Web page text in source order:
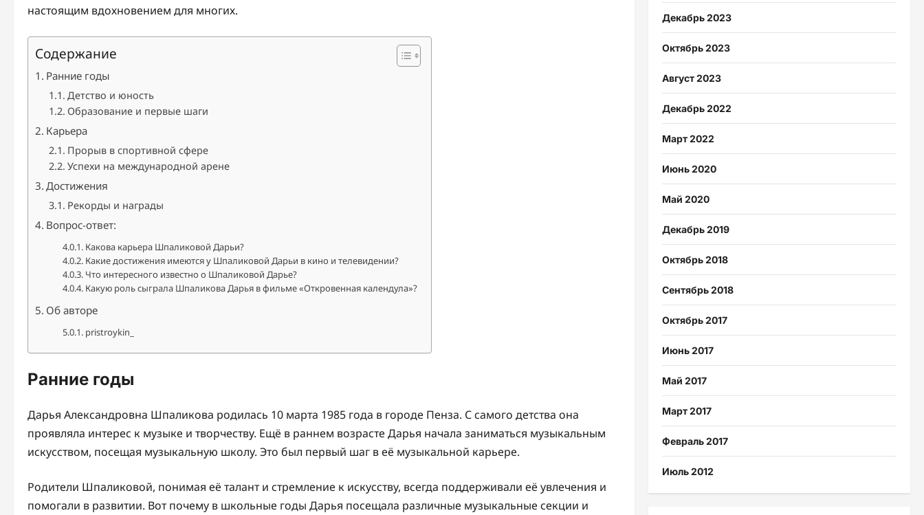
настоящим вдохновением для многих.
Содержание
Ранние годы
Детство и юность
Образование и первые шаги
Карьера
Прорыв в спортивной сфере
Успехи на международной арене
Достижения
Рекорды и награды
Вопрос-ответ:
Какова карьера Шпаликовой Дарьи?
Какие достижения имеются у Шпаликовой Дарьи в кино и телевидении?
Что интересного известно о Шпаликовой Дарье?
Какую роль сыграла Шпаликова Дарья в фильме «Откровенная календула»?
Об авторе
pristroykin_
Ранние годы
Дарья Александровна Шпаликова родилась 10 марта 1985 года в городе Пенза. С самого детства она
проявляла интерес к музыке и творчеству. Ещё в раннем возрасте Дарья начала заниматься музыкальным
искусством, посещая музыкальную школу. Это был первый шаг в её музыкальной карьере.
Родители Шпаликовой, понимая её талант и стремление к искусству, всегда поддерживали её увлечения и
помогали в развитии. Вот почему в школьные годы Дарья посещала различные музыкальные секции и
Декабрь 2023
Октябрь 2023
Август 2023
Декабрь 2022
Март 2022
Июнь 2020
Май 2020
Декабрь 2019
Октябрь 2018
Сентябрь 2018
Октябрь 2017
Июнь 2017
Май 2017
Март 2017
Февраль 2017
Июль 2012